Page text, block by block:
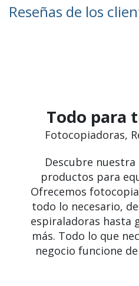
Reseñas de los
Todo para
Fotocopiadoras,
Descubre
productos para
Ofrecemos
todo lo necesario,
espiraladoras hasta
más. Todo lo que
negocio funcione